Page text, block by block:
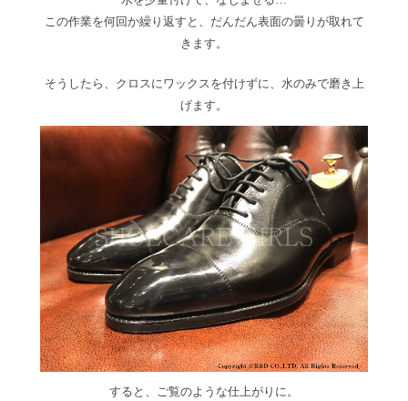
この作業を何回か繰り返すと、だんだん表面の曇りが取れて
きます。
そうしたら、クロスにワックスを付けずに、水のみで磨き上
げます。
すると、ご覧のような仕上がりに。